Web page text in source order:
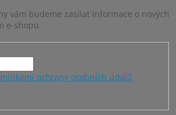
vám budeme zasílat informace o nových
e-shopu.
ochrany osobních údajů